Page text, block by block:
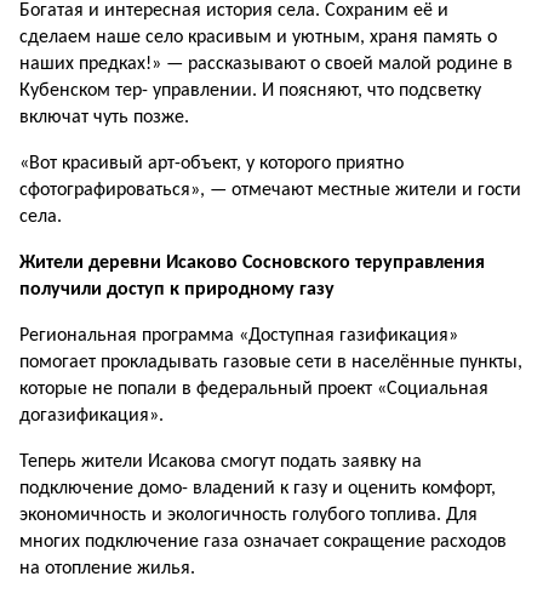
Богатая и интересная исто­рия села. Сохраним её и
сделаем наше село красивым и уютным, храня память о
наших предках!» — рассказывают о своей малой родине в
Кубенском тер- управлении. И поясняют, что подсветку
включат чуть позже.
«Вот красивый арт-объект, у которого приятно
сфотографироваться», — от­мечают местные жители и гости
села.
Жители деревни Исаково Сосновского теруправления
получили доступ к природному газу
Региональная программа «Доступная газификация»
помогает прокладывать газовые сети в населённые пункты,
ко­торые не попали в федеральный проект «Социальная
догазификация».
Теперь жители Исакова смогут по­дать заявку на
подключение домо- владений к газу и оценить комфорт,
экономичность и экологичность голу­бого топлива. Для
многих подключение газа означает сокращение расходов
на отопление жилья.